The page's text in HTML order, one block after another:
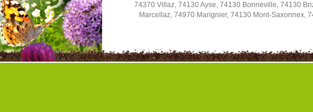
74370 Villaz, 74130 Ayse, 74130 Bonneville, 74130
Marcellaz, 74970 Marignier, 74130 Mont-Saxonnex,